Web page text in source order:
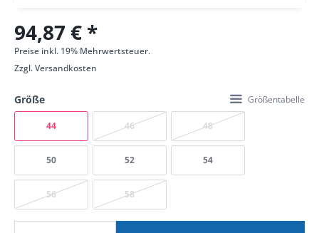
94,87 € *
Preise inkl. 19% Mehrwertsteuer.
Zzgl.Versandkosten
Größe Größentabelle
44 46 48
50 52 54
56 58